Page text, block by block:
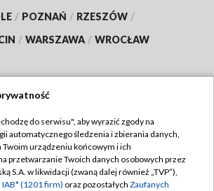
/ POZNAŃ / RZESZÓW /
/ WARSZAWA / WROCŁAW
TVP
Regulamin TVP
Polityka prywatności
do serwisu", aby wyrazić zgody na
automatycznego śledzenia i zbierania danych,
Twoim urządzeniu końcowym i ich
przetwarzanie Twoich danych osobowych przez
S.A. w likwidacji (zwaną dalej również „TVP”),
(1201 firm) oraz pozostałych Zaufanych